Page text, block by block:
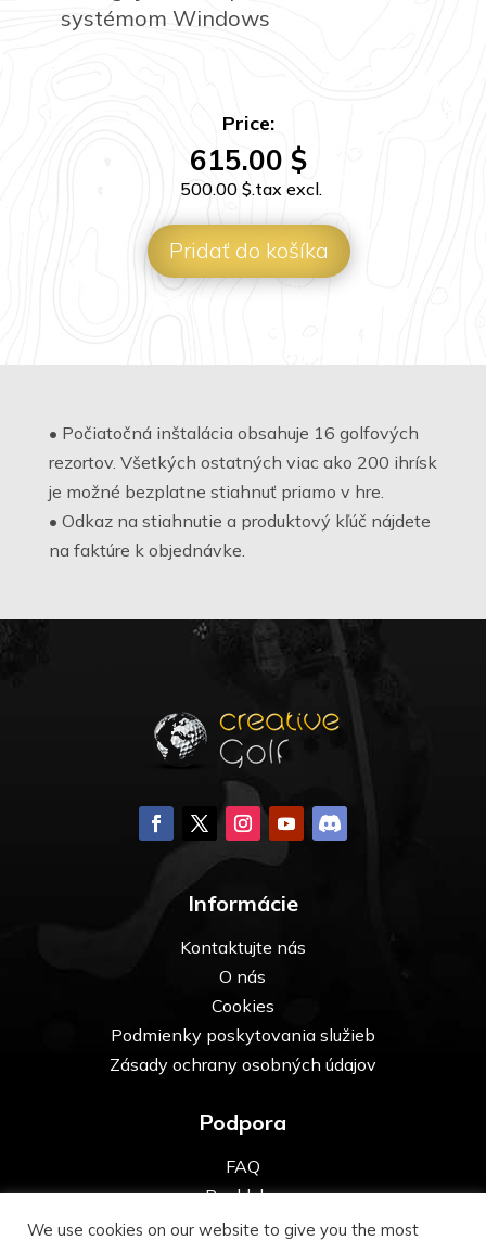
systémom Windows
Price:
615.00$
500.00$.tax excl.
Pridať do košíka
• Počiatočná inštalácia obsahuje 16 golfových
rezortov. Všetkých ostatných viac ako 200 ihrísk
je možné bezplatne stiahnuť priamo v hre.
• Odkaz na stiahnutie a produktový kľúč nájdete
na faktúre k objednávke.
Informácie
Kontaktujte nás
O nás
Cookies
Podmienky poskytovania služieb
Zásady ochrany osobných údajov
Podpora
FAQ
Pre kluby
We use cookies on our website to give you the most